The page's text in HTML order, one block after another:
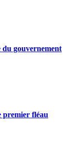
du gouvernement
premier fléau